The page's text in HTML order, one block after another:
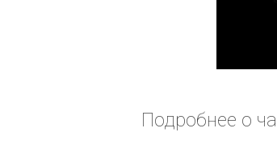
Подробнее о